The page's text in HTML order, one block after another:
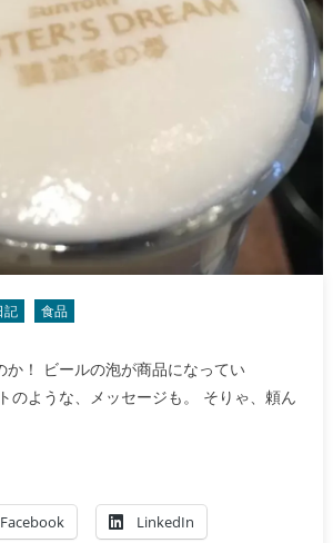
記 食品
か！ ビールの泡が商品になってい
のような、メッセージも。 そりゃ、頼ん
Facebook LinkedIn